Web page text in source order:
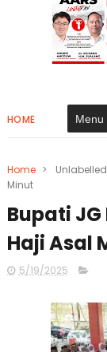
HOME
Home > Unlabelled
Minut
Bupati
Haji Asal
5/19/2025